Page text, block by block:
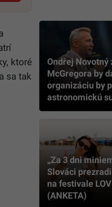
ktoré
sa tak
Ondřej Novotný
McGregora by
organizáciu by
astronomickú
„Za 3 dni
Slováci
na festivale
(ANKETA)